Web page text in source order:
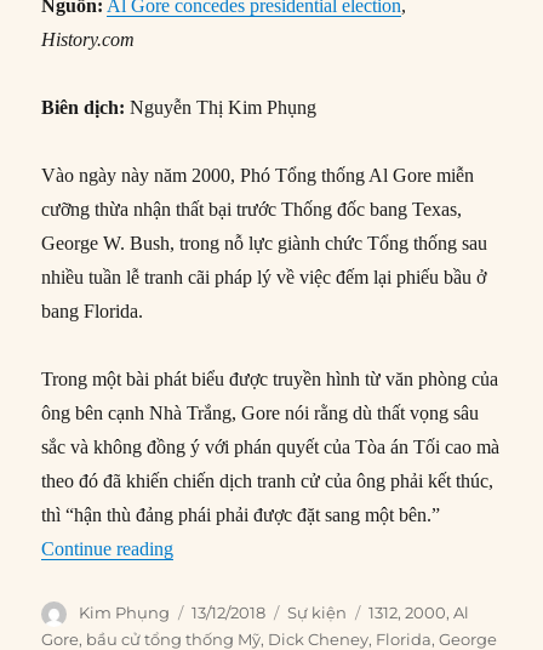
Nguồn: Al Gore concedes presidential election,
History.com
Biên dịch: Nguyễn Thị Kim Phụng
Vào ngày này năm 2000, Phó Tổng thống Al Gore miễn
cưỡng thừa nhận thất bại trước Thống đốc bang Texas,
George W. Bush, trong nỗ lực giành chức Tổng thống sau
nhiều tuần lễ tranh cãi pháp lý về việc đếm lại phiếu bầu ở
bang Florida.
Trong một bài phát biểu được truyền hình từ văn phòng của
ông bên cạnh Nhà Trắng, Gore nói rằng dù thất vọng sâu
sắc và không đồng ý với phán quyết của Tòa án Tối cao mà
theo đó đã khiến chiến dịch tranh cử của ông phải kết thúc,
thì “hận thù đảng phái phải được đặt sang một bên.”
Continue reading“13/12/2000: Al Gore thừa nhận thất bại trong
Author
Kim Phụng
Posted
on
13/12/2018 Categories
Sự kiện Tags
1312,2000,Al
Gore, bầu cử tổng thống Mỹ, Dick Cheney, Florida,George